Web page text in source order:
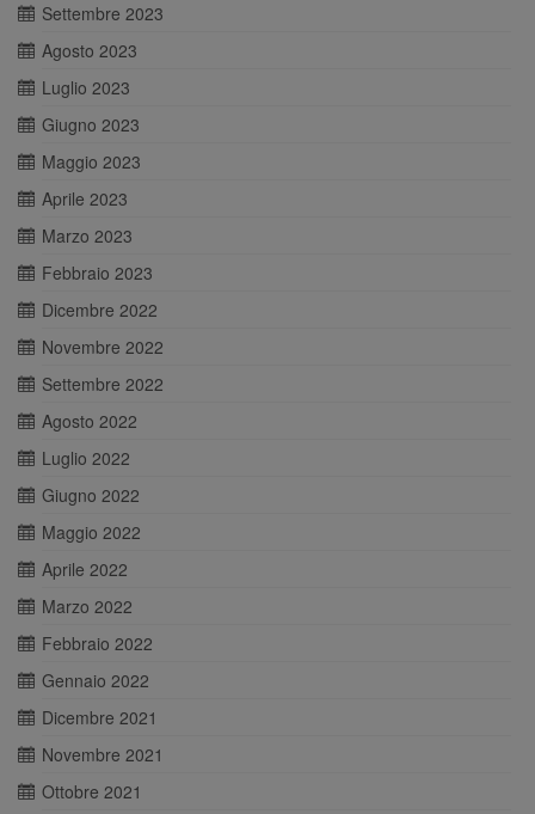
Settembre 2023
Agosto 2023
Luglio 2023
Giugno 2023
Maggio 2023
Aprile 2023
Marzo 2023
Febbraio 2023
Dicembre 2022
Novembre 2022
Settembre 2022
Agosto 2022
Luglio 2022
Giugno 2022
Maggio 2022
Aprile 2022
Marzo 2022
Febbraio 2022
Gennaio 2022
Dicembre 2021
Novembre 2021
Ottobre 2021